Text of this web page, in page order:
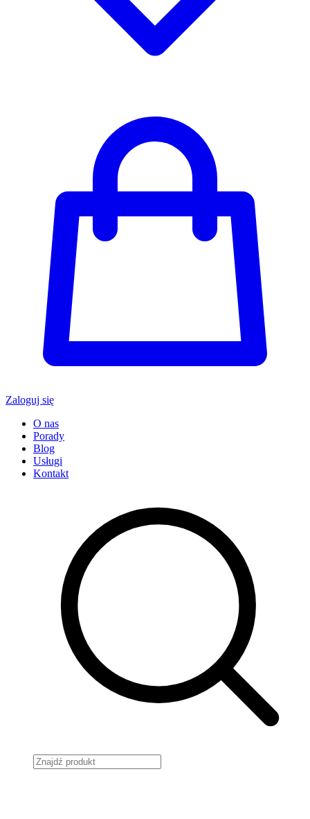
Zaloguj się
O nas
Porady
Blog
Usługi
Kontakt